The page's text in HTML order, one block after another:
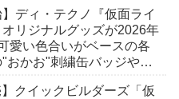
】ディ・テクノ『仮面ライ
オリジナルグッズが2026年
愛い色合いがベースの各
おかお"刺繍缶バッジやポ
】クイックビルダーズ「仮